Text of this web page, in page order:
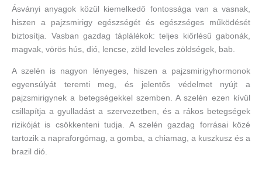
Ásványi anyagok közül kiemelkedő fontossága van a vasnak,
hiszen a pajzsmirigy egészségét és egészséges működését
biztosítja. Vasban gazdag táplálékok: teljes kiőrlésű gabonák,
magvak, vörös hús, dió, lencse, zöld leveles zöldségek, bab.
A szelén is nagyon lényeges, hiszen a pajzsmirigyhormonok
egyensúlyát teremti meg, és jelentős védelmet nyújt a
pajzsmirigynek a betegségekkel szemben. A szelén ezen kívül
csillapítja a gyulladást a szervezetben, és a rákos betegségek
rizikóját is csökkenteni tudja. A szelén gazdag forrásai közé
tartozik a napraforgómag, a gomba, a chiamag, a kuszkusz és a
brazil dió.